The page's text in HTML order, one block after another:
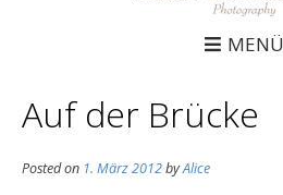
MENÜ
Auf der Brücke
Posted on 1. März 2012byAlice